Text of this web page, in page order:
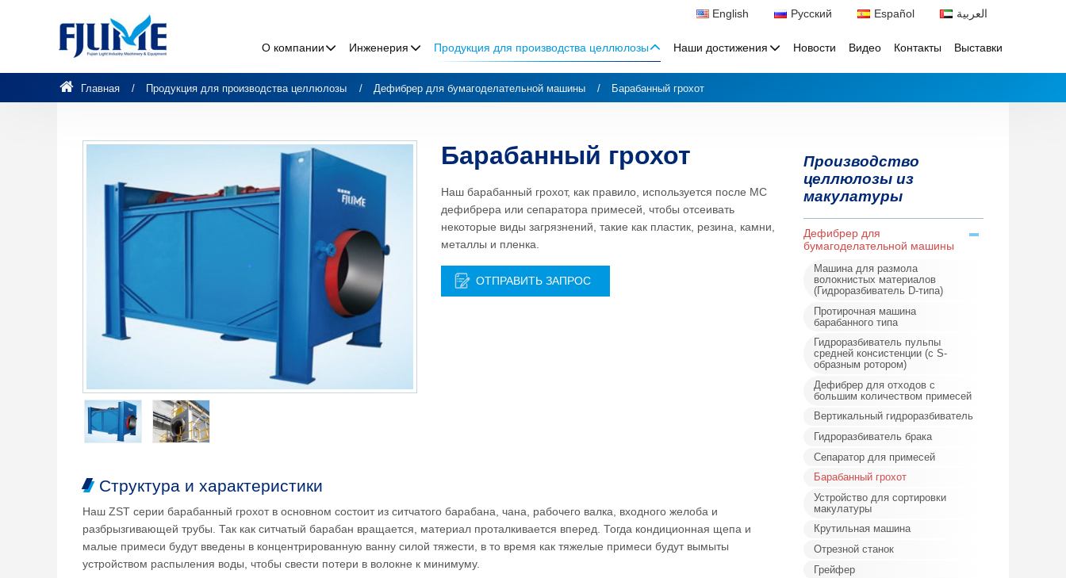
English Русский Español العربية
О компании Инженерия Продукция для производства целлюлозы Наши достижения Новости Видео Контакты Выставки
Главная Продукция для производства целлюлозы Дефибрер для бумагоделательной машины Барабанный грохот
Барабанный грохот
Наш барабанный грохот, как правило, используется после MC
дефибрера или сепаратора примесей, чтобы отсеивать
некоторые виды загрязнений, такие как пластик, резина, камни,
металлы и пленка.
ОТПРАВИТЬ ЗАПРОС
Структура и характеристики
Наш ZST серии барабанный грохот в основном состоит из ситчатого барабана, чана, рабочего валка, входного желоба и
разбрызгивающей трубы. Так как ситчатый барабан вращается, материал проталкивается вперед. Тогда кондиционная щепа и
малые примеси будут введены в концентрированную ванну силой тяжести, в то время как тяжелые примеси будут вымыты
устройством распыления воды, чтобы свести потери в волокне к минимуму.
Производство
целлюлозы из
макулатуры
Дефибрер для
бумагоделательной машины
Машина для размола
волокнистых материалов
(Гидроразбиватель D-типа)
Протирочная машина
барабанного типа
Гидроразбиватель пульпы
средней консистенции (с S-
образным ротором)
Дефибрер для отходов с
большим количеством примесей
Вертикальный гидроразбиватель
Гидроразбиватель брака
Сепаратор для примесей
Барабанный грохот
Устройство для сортировки
макулатуры
Крутильная машина
Отрезной станок
Грейфер